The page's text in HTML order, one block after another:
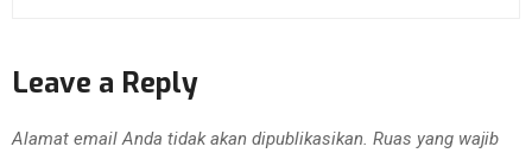
Leave a Reply
Alamat email Anda tidak akan dipublikasikan. Ruas yang wajib